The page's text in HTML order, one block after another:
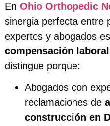
En Ohio Orthopedic
sinergia perfecta entre
expertos y abogados
compensación laboral
distingue porque:
Abogados con
reclamaciones de
construcción en